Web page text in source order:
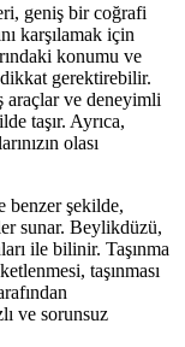
geniş bir coğrafi
karşılamak için
konumu ve
gerektirebilir.
araçlar ve deneyimli
taşır. Ayrıca,
olası
benzer şekilde,
sunar. Beylikdüzü,
ile bilinir. Taşınma
taşınması
ve sorunsuz